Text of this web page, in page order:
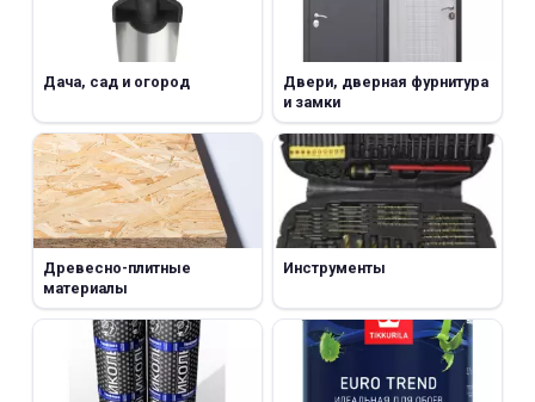
Дача, сад и огород
Двери, дверная фурнитура
и замки
Древесно-плитные
материалы
Инструменты